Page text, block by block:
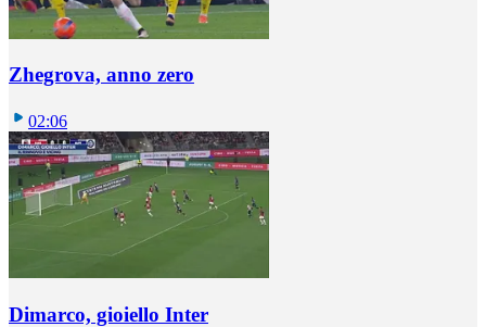
Zhegrova, anno zero
02:06
Dimarco, gioiello Inter